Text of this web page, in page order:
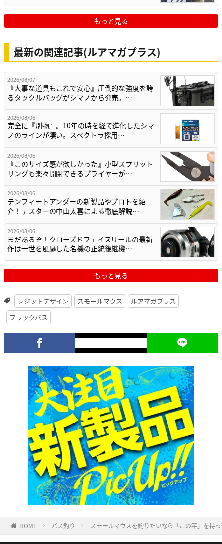
もっと見る
最新の関連記事(ルアマガプラス)
2026/08/07
『大事な道具もこれで安心』圧倒的な強度を誇
るタックルバッグがシマノから発売。…
2026/08/06
完全に『別物』。10年の時を経て進化したシマ
ノのラインが凄い。スペクトラ採用…
2026/08/06
『このサイズ感が欲しかった』小型スプリット
リングも楽々開閉できるプライヤーが…
2026/08/06
テンフィートアンダーの新製品やプロトを紹
介！テスターの中山太喜による徹底解説…
2026/08/06
まだあるぞ！クローズドフェイスリールの最新
作は一世を風靡した名機の正統後継機…
もっと見る
レジットデザイン スモールマウス
ルアマガプラス
ブラックバス
HOME バス釣り スモールマウスを釣りたいなら「この竿」を持